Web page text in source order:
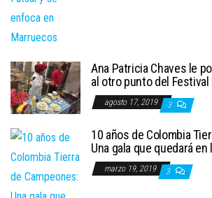
Ana Patricia Chaves le
al otro punto del
agosto 17, 2019 3
10 años de Colombia
Una gala que quedará
marzo 19, 2019 3